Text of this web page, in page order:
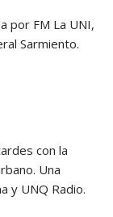
por FM La UNI,
Sarmiento.
con la
Una
y UNQ Radio.